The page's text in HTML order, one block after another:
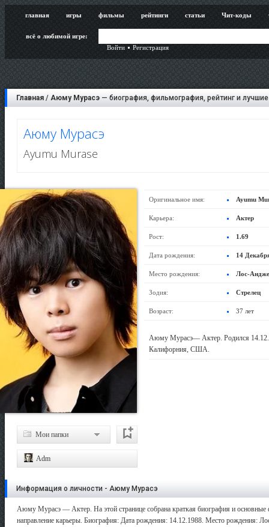
главная игры фильмы рейтинги статьи Чит-коды
всё о любимой игре:
Войти
Регистрация
Главная / Аюму Мурасэ — биография, фильмография, рейтинг и
Аюму Мурасэ
Ayumu Murase
Мои папки
Adm
Оригинальное имя: Ayumu
Карьера: Актер
Рост: 1.69
Дата рождения: 14
Место рождения: Лос-
Зодия: Стрелец
Возраст: 37 лет
Аюму Мурасэ— Актер. Родился
Калифорния, США.
Информация о личности - Аюму Мурасэ
Аюму Мурасэ — Актер. На этой странице собрана краткая биография и основные
направление карьеры. Биография: Дата рождения: 14.12.1988. Место